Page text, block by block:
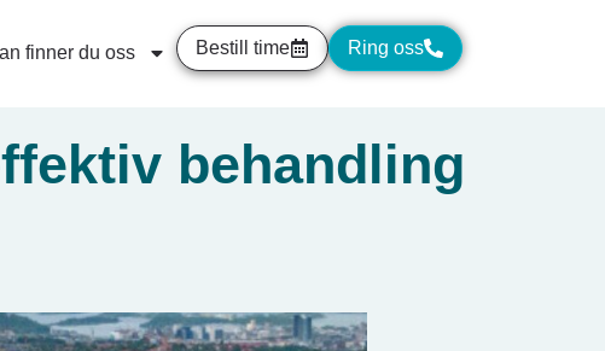
finner du oss Bestill time Ring oss
behandling